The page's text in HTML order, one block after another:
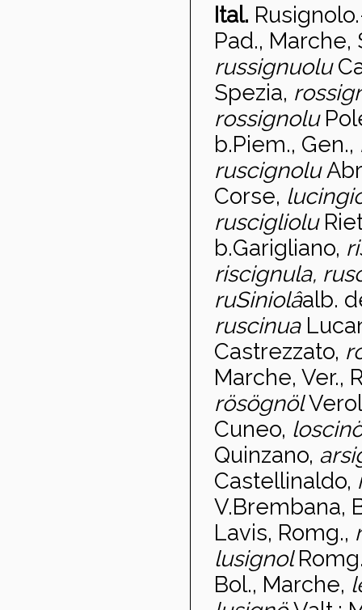
Ital. Rusignolo
Pad., Marche,
russignuolu
Spezia,
rossignolu
b.Piem., Gen.,
ruscignolu
Corse,
ruscigliolu
b.Garigliano,
riscignula,
ruSiniolâalb.
ruscinua
Castrezzato,
Marche, Ver.,
rösögnöl
Cuneo,
Quinzano,
Castellinaldo,
V.Brembana,
Lavis, Romg.,
lusignol
Bol., Marche,